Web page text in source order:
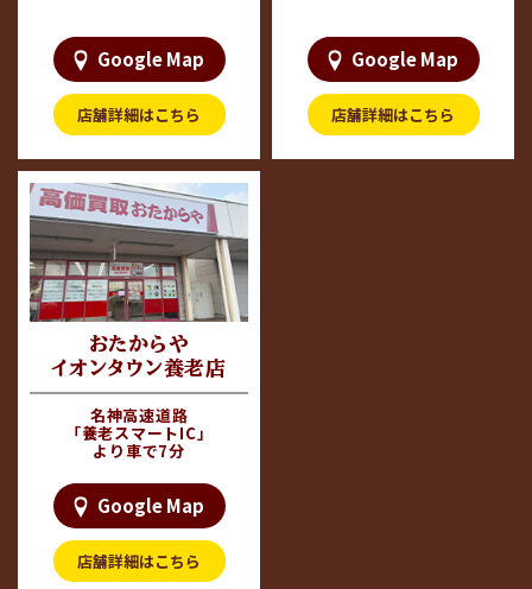
2F エスカレーター横すぐ
Google Map
店舗詳細はこちら
Google Map
店舗詳細はこちら
おたからや
イオンタウン養老店
名神高速道路
「養老スマートIC」
より車で7分
Google Map
店舗詳細はこちら